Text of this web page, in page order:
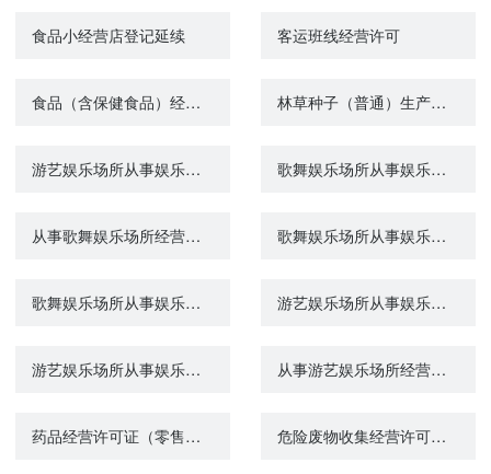
食品小经营店登记延续 客运班线经营许可
食品（含保健食品）经营许可首次申请 林草种子（普通）生产经营许可证核发
游艺娱乐场所从事娱乐场所经营活动的注销 歌舞娱乐场所从事娱乐场所经营活动的延续
从事歌舞娱乐场所经营活动的审批 歌舞娱乐场所从事娱乐场所经营活动的注销
歌舞娱乐场所从事娱乐场所经营活动的变更 游艺娱乐场所从事娱乐场所经营活动的变更
游艺娱乐场所从事娱乐场所经营活动的延续 从事游艺娱乐场所经营活动的审批
药品经营许可证（零售）注销 危险废物收集经营许可（废矿物油、废镉镍电池）